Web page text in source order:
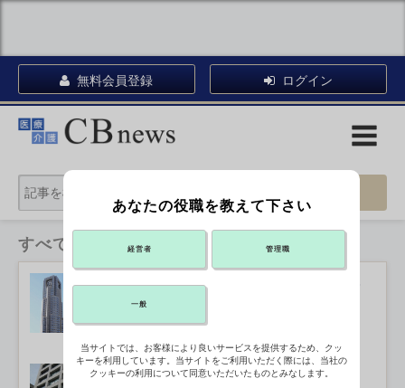
無料会員登録 ログイン
すべてのカテゴリ
認知症をテーマに来月シンポ 東京都
2026年08月06日 16:41
看護など人材不足分野の就職件数、目
あなたの役職を教えて下さい
経営者 管理職
一般
当サイトでは、お客様により良いサービスを提供するため、クッ
キーを利用しています。当サイトをご利用いただく際には、当社の
クッキーの利用について同意いただいたものとみなします。